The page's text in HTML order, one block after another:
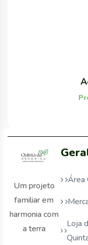
Um projeto
familiar em
harmonia com
a terra
Área
Loja